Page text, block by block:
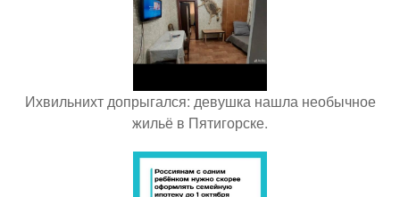
Ихвильнихт допрыгался: девушка нашла необычное
жильё в Пятигорске.